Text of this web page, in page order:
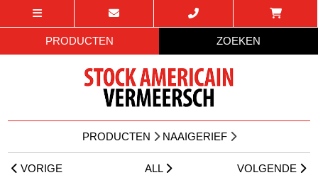
PRODUCTEN ZOEKEN
PRODUCTEN NAAIGERIEF
VORIGE ALL VOLGENDE